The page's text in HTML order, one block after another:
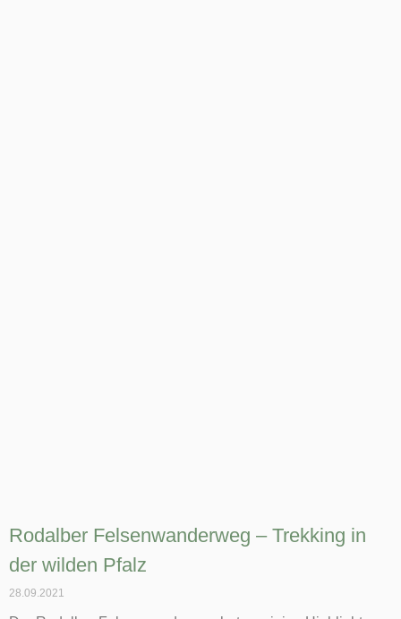
Rodalber Felsenwanderweg – Trekking in
der wilden Pfalz
28.09.2021